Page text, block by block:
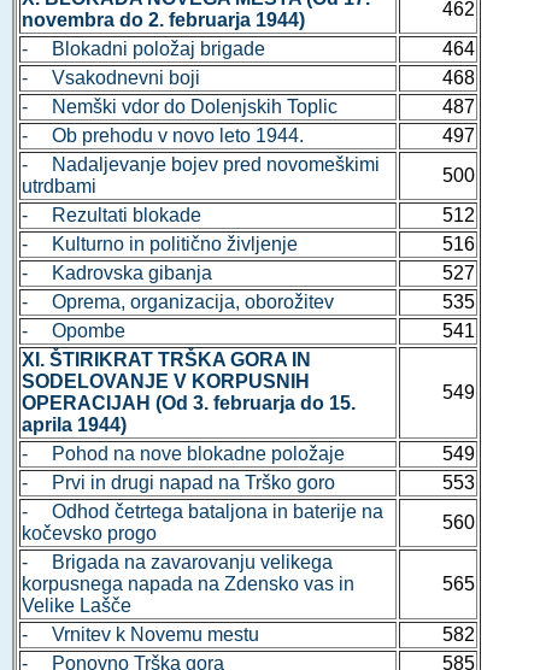
novembra do 2. februarja 1944)
462
- Blokadni položaj brigade
464
- Vsakodnevni boji
468
- Nemški vdor do Dolenjskih Toplic
487
- Ob prehodu v novo leto 1944.
497
- Nadaljevanje bojev pred novomeškimi
utrdbami
500
- Rezultati blokade
512
- Kulturno in politično življenje
516
- Kadrovska gibanja
527
- Oprema, organizacija, oborožitev
535
- Opombe
541
XI. ŠTIRIKRAT TRŠKA GORA IN
SODELOVANJE V KORPUSNIH
OPERACIJAH (Od 3. februarja do 15.
aprila 1944)
549
- Pohod na nove blokadne položaje
549
- Prvi in drugi napad na Trško goro
553
- Odhod četrtega bataljona in baterije na
kočevsko progo
560
- Brigada na zavarovanju velikega
korpusnega napada na Zdensko vas in
Velike Lašče
565
- Vrnitev k Novemu mestu
582
- Ponovno Trška gora
585